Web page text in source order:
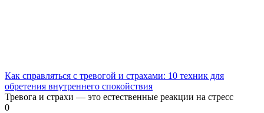
Как справляться с тревогой и страхами: 10 техник для
обретения внутреннего спокойствия
Тревога и страхи — это естественные реакции на стресс
0